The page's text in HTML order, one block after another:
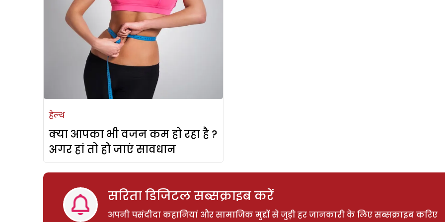
हेल्थ
क्या आपका भी वजन कम हो रहा है ?
अगर हां तो हो जाएं सावधान
सरिता डिजिटल सब्सक्राइब करें
अपनी पसंदीदा कहानियां और सामाजिक मुद्दों से जुड़ी हर जानकारी के लिए सब्सक्राइब करिए